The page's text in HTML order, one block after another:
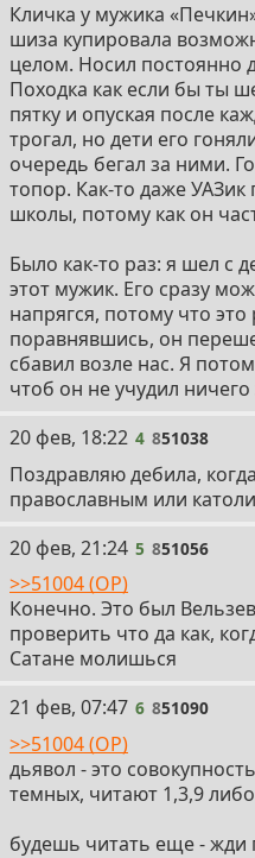
Кличка у мужика
шиза купировала
целом. Носил постоянно
Походка как если бы ты
пятку и опуская после
трогал, но дети его
очередь бегал за ними.
топор. Как-то даже
школы, потому как он
Было как-то раз: я шел с
этот мужик. Его сразу
напрягся, потому что
поравнявшись, он
сбавил возле нас. Я
чтоб он не учудил
4
20 фев, 18:22 4 851038
Поздравляю дебила,
православным или
5
20 фев, 21:24 5 851056
>>51004 (OP)
Конечно. Это был
проверить что да как,
Сатане молишься
6
21 фев, 07:47 6 851090
>>51004 (OP)
дьявол - это
темных, читают 1,3,9
будешь читать еще - жди